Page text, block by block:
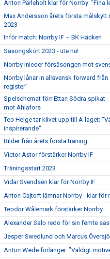
Anton Pärleholt klar för Norrby: "Fina
Max Andersson årets första målskytt
2023
Inför match: Norrby IF – BK Häcken
Säsongskort 2023 - ute nu!
Norrby inleder försäsongen mot
Norrby lånar in allsvensk forward från
register"
Spelschemat förr Ettan Södra spikat
mot Ahlafors
Teo Helge tar klivet upp till A-laget:
inspirerande"
Bilder från årets första träning
Victor Astor förstärker Norrby IF
Träningsstart 2023
Vidar Svendsen klar för Norrby IF
Anton Cajtoft lämnar Norrby - klar för
Teodor Wålemark förstärker Norrby
Alexander Salo redo för sin femte
Jesper Swedlund och Marcus
Anton Wede förlänger: ”Väldigt